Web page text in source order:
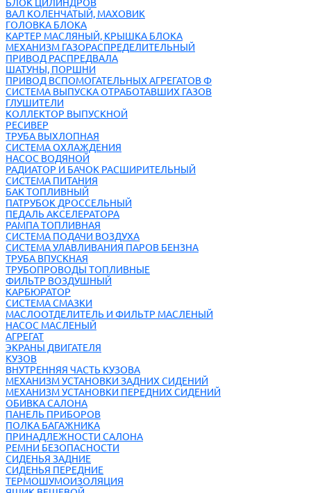
БЛОК ЦИЛИНДРОВ
ВАЛ КОЛЕНЧАТЫЙ, МАХОВИК
ГОЛОВКА БЛОКА
КАРТЕР МАСЛЯНЫЙ, КРЫШКА БЛОКА
МЕХАНИЗМ ГАЗОРАСПРЕДЕЛИТЕЛЬНЫЙ
ПРИВОД РАСПРЕДВАЛА
ШАТУНЫ, ПОРШНИ
ПРИВОД ВСПОМОГАТЕЛЬНЫХ АГРЕГАТОВ Ф
СИСТЕМА ВЫПУСКА ОТРАБОТАВШИХ ГАЗОВ
ГЛУШИТЕЛИ
КОЛЛЕКТОР ВЫПУСКНОЙ
РЕСИВЕР
ТРУБА ВЫХЛОПНАЯ
СИСТЕМА ОХЛАЖДЕНИЯ
НАСОС ВОДЯНОЙ
РАДИАТОР И БАЧОК РАСШИРИТЕЛЬНЫЙ
СИСТЕМА ПИТАНИЯ
БАК ТОПЛИВНЫЙ
ПАТРУБОК ДРОССЕЛЬНЫЙ
ПЕДАЛЬ АКСЕЛЕРАТОРА
РАМПА ТОПЛИВНАЯ
СИСТЕМА ПОДАЧИ ВОЗДУХА
СИСТЕМА УЛАВЛИВАНИЯ ПАРОВ БЕНЗНА
ТРУБА ВПУСКНАЯ
ТРУБОПРОВОДЫ ТОПЛИВНЫЕ
ФИЛЬТР ВОЗДУШНЫЙ
КАРБЮРАТОР
СИСТЕМА СМАЗКИ
МАСЛООТДЕЛИТЕЛЬ И ФИЛЬТР МАСЛЕНЫЙ
НАСОС МАСЛЕНЫЙ
АГРЕГАТ
ЭКРАНЫ ДВИГАТЕЛЯ
КУЗОВ
ВНУТРЕННЯЯ ЧАСТЬ КУЗОВА
МЕХАНИЗМ УСТАНОВКИ ЗАДНИХ СИДЕНИЙ
МЕХАНИЗМ УСТАНОВКИ ПЕРЕДНИХ СИДЕНИЙ
ОБИВКА САЛОНА
ПАНЕЛЬ ПРИБОРОВ
ПОЛКА БАГАЖНИКА
ПРИНАДЛЕЖНОСТИ САЛОНА
РЕМНИ БЕЗОПАСНОСТИ
СИДЕНЬЯ ЗАДНИЕ
СИДЕНЬЯ ПЕРЕДНИЕ
ТЕРМОШУМОИЗОЛЯЦИЯ